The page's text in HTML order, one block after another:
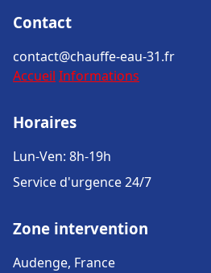
Contact
contact@chauffe-eau-31.fr
Accueil Informations
Horaires
Lun-Ven: 8h-19h
Service d'urgence 24/7
Zone intervention
Audenge, France